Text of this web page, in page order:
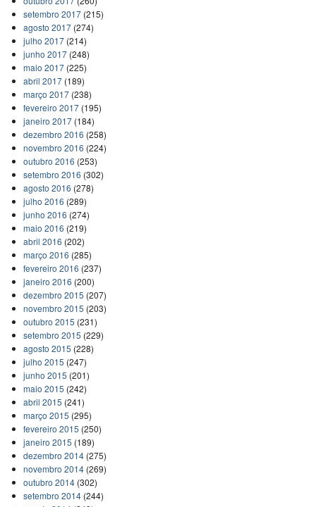
setembro 2017(215)
agosto 2017(274)
julho 2017(214)
junho 2017(248)
maio 2017(225)
abril 2017(189)
março 2017(238)
fevereiro 2017(195)
janeiro 2017(184)
dezembro 2016 (258)
novembro 2016 (224)
outubro 2016 (253)
setembro 2016 (302)
agosto 2016 (278)
julho 2016 (289)
junho 2016 (274)
maio 2016 (219)
abril 2016 (202)
março 2016 (285)
fevereiro 2016 (237)
janeiro 2016 (200)
dezembro 2015 (207)
novembro 2015 (203)
outubro 2015 (231)
setembro 2015 (229)
agosto 2015 (228)
julho 2015 (247)
junho 2015 (201)
maio 2015 (242)
abril 2015 (241)
março 2015 (295)
fevereiro 2015 (250)
janeiro 2015 (189)
dezembro 2014(275)
novembro 2014(269)
outubro 2014(302)
setembro 2014(244)